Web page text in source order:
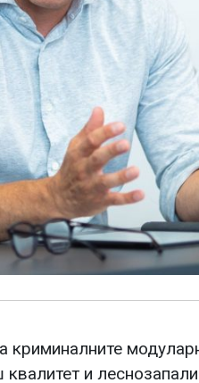
криминалните
и